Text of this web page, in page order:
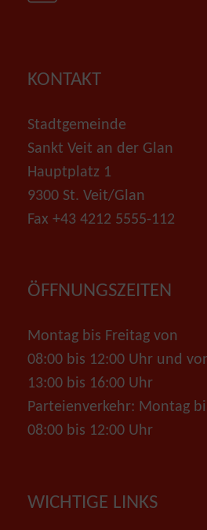
KONTAKT
Stadtgemeinde
Sankt Veit an der Glan
Hauptplatz 1
9300 St. Veit/Glan
Fax +43 4212 5555-112
ÖFFNUNGSZEITEN
Montag bis Freitag von
08:00 bis 12:00 Uhr und
13:00 bis 16:00 Uhr
Parteienverkehr: Montag
08:00 bis 12:00 Uhr
WICHTIGE LINKS